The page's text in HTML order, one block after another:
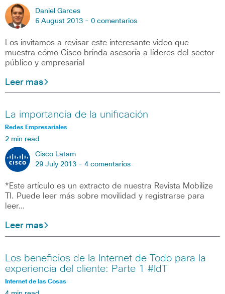
Daniel Garces
6 August 2013 - 0 comentarios
Los invitamos a revisar este interesante video que
muestra cómo Cisco brinda asesoría a líderes del sector
público y empresarial
Leer mas
La importancia de la unificación
Redes Empresariales
2 min read
Cisco Latam
29 July 2013 - 4 comentarios
*Este artículo es un extracto de nuestra Revista Mobilize
TI. Puede leer más sobre movilidad y registrarse para
leer…
Leer mas
Los beneficios de la Internet de Todo para la
experiencia del cliente: Parte 1 #IdT
Internet de las Cosas